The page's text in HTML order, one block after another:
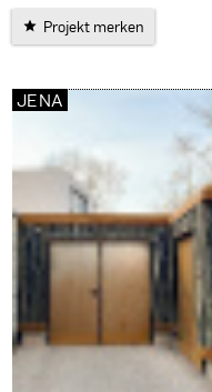
Projekt merken
JENA